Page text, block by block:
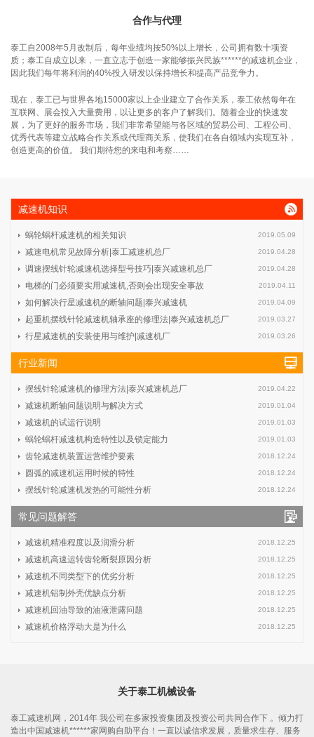
合作与代理
泰工自2008年5月改制后，每年业绩均按50%以上增长，公司拥有数十项资
质；泰工自成立以来，一直立志于创造一家能够振兴民族******的减速机企业，
因此我们每年将利润的40%投入研发以保持增长和提高产品竞争力。
现在，泰工已与世界各地15000家以上企业建立了合作关系，泰工依然每年在
互联网、展会投入大量费用，以让更多的客户了解我们。随着企业的快速发
展，为了更好的服务市场，我们非常希望能与各区域的贸易公司、工程公司、
优秀代表等建立战略合作关系或代理商关系，使我们在各自领域内实现互补，
创造更高的价值。 我们期待您的来电和考察……
减速机知识
2019.05.09
蜗轮蜗杆减速机的相关知识
2019.04.28
减速电机常见故障分析|泰工减速机总厂
2019.04.28
调速摆线针轮减速机选择型号技巧|泰兴减速机总厂
2019.04.11
电梯的门必须要实用减速机,否则会出现安全事故
2019.04.09
如何解决行星减速机的断轴问题|泰兴减速机
2019.03.27
起重机摆线针轮减速机轴承座的修理法|泰兴减速机总厂
2019.03.26
行星减速机的安装使用与维护|减速机厂
行业新闻
2019.04.22
摆线针轮减速机的修理方法|泰兴减速机总厂
2019.01.04
减速机断轴问题说明与解决方式
2019.01.03
减速机的试运行说明
2019.01.03
蜗轮蜗杆减速机构造特性以及锁定能力
2018.12.24
齿轮减速机装置运营维护要素
2018.12.24
圆弧的减速机运用时候的特性
2018.12.24
摆线针轮减速机发热的可能性分析
常见问题解答
2018.12.25
减速机精准程度以及润滑分析
2018.12.25
减速机高速运转齿轮断裂原因分析
2018.12.25
减速机不同类型下的优劣分析
2018.12.25
减速机铝制外壳优缺点分析
2018.12.25
减速机回油导致的油液泄露问题
2018.12.25
减速机价格浮动大是为什么
关于泰工机械设备
泰工减速机网，2014年 我公司在多家投资集团及投资公司共同合作下 。倾力打
造出中国减速机******家网购自助平台！一直以诚信求发展，质量求生存、服务